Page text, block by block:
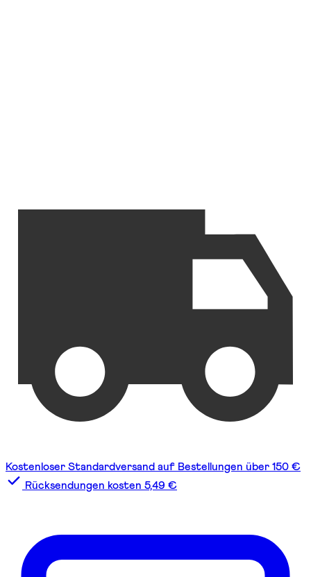
Kostenloser Standardversand auf Bestellungen über 150 €
Rücksendungen kosten 5,49 €